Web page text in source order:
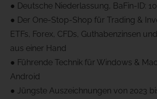
● Deutsche Niederlassung, BaFin-ID:
● Der One-Stop-Shop für Trading &
ETFs, Forex, CFDs, Guthabenzinsen
aus einer Hand
● Führende Technik für Windows &
Android
● Jüngste Auszeichnungen von 2023